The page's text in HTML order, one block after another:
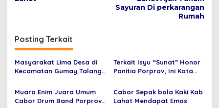
a
s
i
o
Sayuran Di perkarangan
Rumah
Posting Terkait
Masyarakat Lima Desa di
Kecamatan Gumay Talang
Terkait Isyu “Sunat” Honor
Panitia Porprov, Ini Kata
Muara Enim Juara Umum
Cabor Drum Band Porprov
Cabor Sepak bola Kaki Kab
Lahat Mendapat Emas